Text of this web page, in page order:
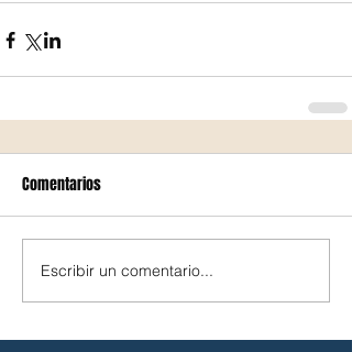
Comentarios
Escribir un comentario...